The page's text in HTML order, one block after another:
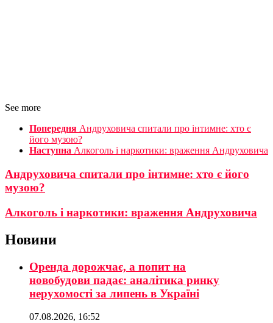
See more
Попередня Андруховича спитали про інтимне: хто є
його музою?
Наступна Алкоголь і наркотики: враження Андруховича
Андруховича спитали про інтимне: хто є його
музою?
Алкоголь і наркотики: враження Андруховича
Новини
Оренда дорожчає, а попит на
новобудови падає: аналітика ринку
нерухомості за липень в Україні
07.08.2026, 16:52